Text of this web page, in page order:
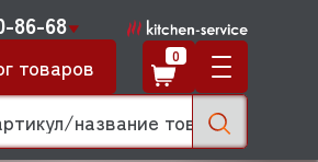
товаров
86-68
0